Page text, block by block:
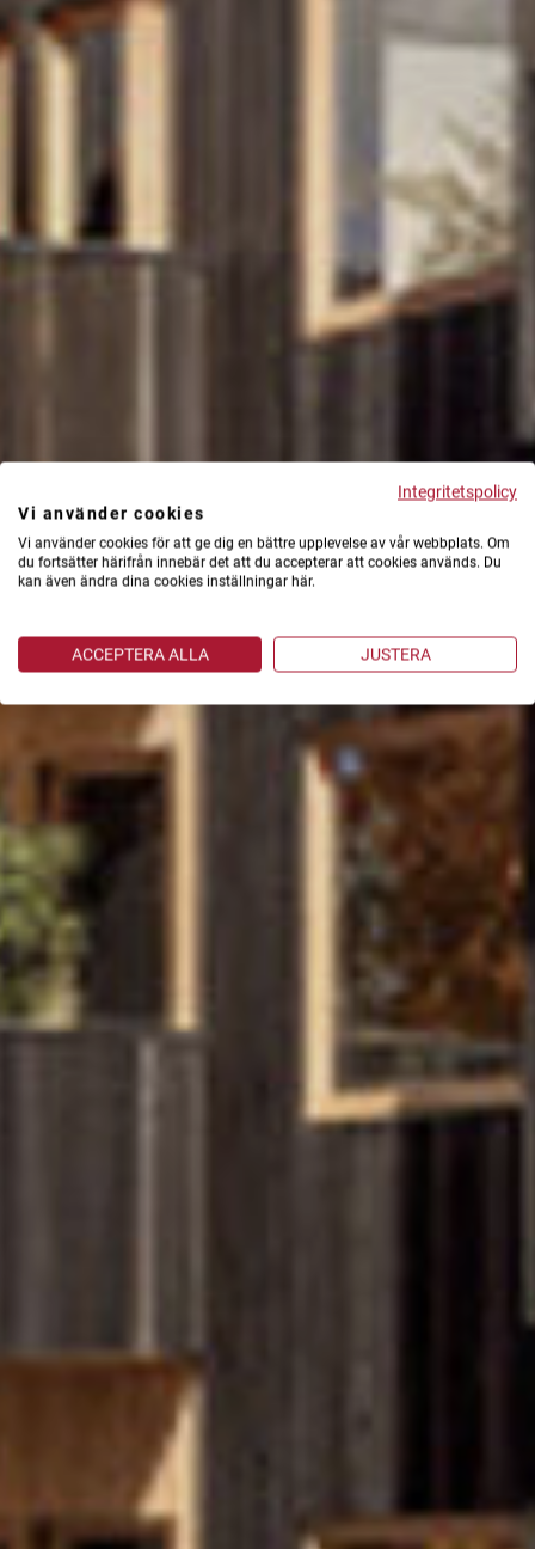
Integritetspolicy
Vi använder cookies
Vi använder cookies för att ge dig en bättre upplevelse av vår webbplats. Om
du fortsätter härifrån innebär det att du accepterar att cookies används. Du
kan även ändra dina cookies inställningar här.
ACCEPTERA ALLA JUSTERA